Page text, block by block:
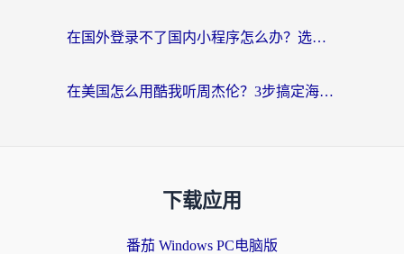
在国外登录不了国内小程序怎么办？选对回国加速器，轻松解锁国内资源
在美国怎么用酷我听周杰伦？3步搞定海外听歌难题
下载应用
番茄 Windows PC电脑版